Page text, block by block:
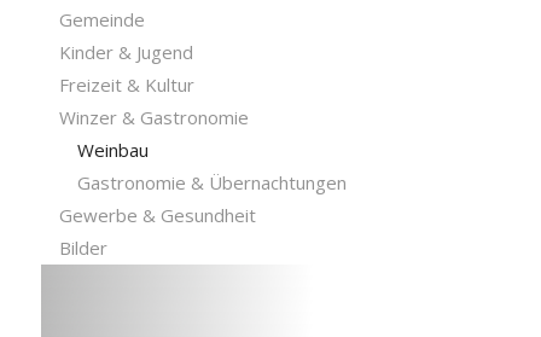
Gemeinde
Kinder & Jugend
Freizeit & Kultur
Winzer & Gastronomie
Weinbau
Gastronomie & Übernachtungen
Gewerbe & Gesundheit
Bilder